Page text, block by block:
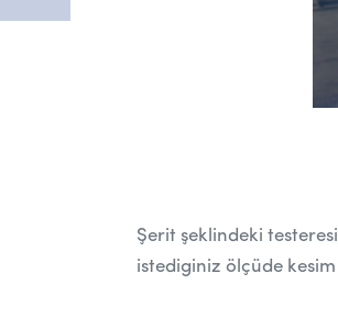
Şerit şeklindeki
istediginiz ölçüde kesim